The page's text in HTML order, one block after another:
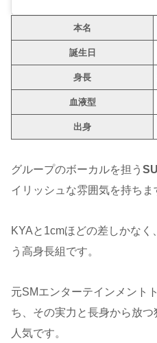
本名
誕生日
身長
血液型
出身
グループのボーカルを担う SUI
イリッシュな雰囲気を持ちま
KYAと1cmほどの差しかな
う高身長組です。
元SMエンターテインメント
ち、その実力と長身から放
人気です。